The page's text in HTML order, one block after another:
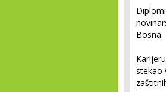
Bosna.
stekao